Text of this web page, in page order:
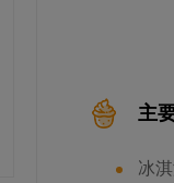
主
冰